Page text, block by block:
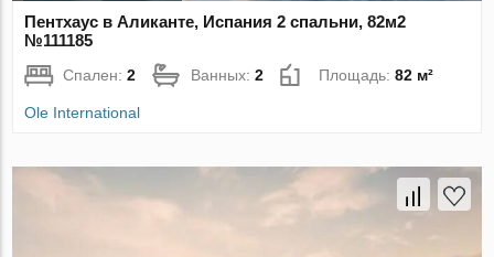
Пентхаус в Аликанте, Испания 2 спальни, 82м2
№111185
Спален:2 Ванных:2 Площадь:82 м²
Ole International